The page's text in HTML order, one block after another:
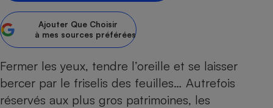
Ajouter Que Choisir
à mes sources préférées
Fermer les yeux, tendre l’oreille et se laisser
bercer par le friselis des feuilles… Autrefois
réservés aux plus gros patrimoines, les